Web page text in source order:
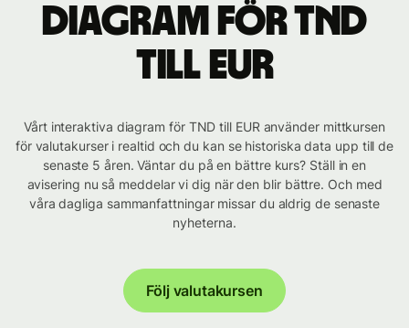
Diagram för TND
till EUR
Vårt interaktiva diagram för TND till EUR använder mittkursen
för valutakurser i realtid och du kan se historiska data upp till de
senaste 5 åren. Väntar du på en bättre kurs? Ställ in en
avisering nu så meddelar vi dig när den blir bättre. Och med
våra dagliga sammanfattningar missar du aldrig de senaste
nyheterna.
Följ valutakursen